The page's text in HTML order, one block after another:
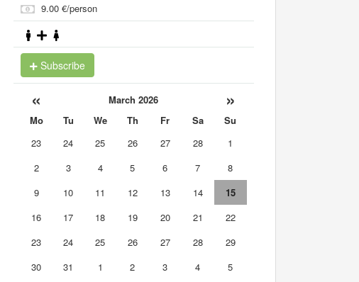
9.00 €/person
Subscribe
« March 2026 »
Mo Tu We Th Fr Sa
Su
23
24 25 26 27 28
1
2
3 4 5 6 7
8
9
10 11 12 13 14
15
16
17 18 19 20 21
22
23
24 25 26 27 28
29
30
31 1 2 3 4 5